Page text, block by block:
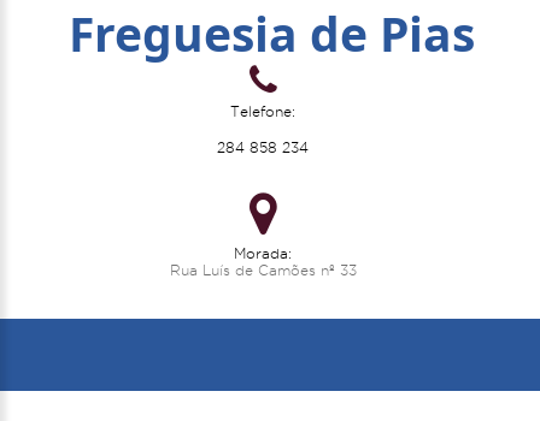
Freguesia de Pias
Telefone:
284 858 234
Morada:
Rua Luís de Camões nº 33